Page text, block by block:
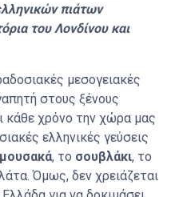
πιάτων
του Λονδίνου και
μεσογειακές
στους ξένους
κάθε χρόνο την χώρα μας
ελληνικές γεύσεις
μουσακά, το σουβλάκι, το
Όμως, δεν χρειάζεται